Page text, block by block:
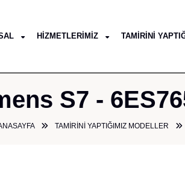
HIZMETLERIMIZ TAMIRINI
S7 -
TAMIRINI YAPTIĞIMIZ MODELLER